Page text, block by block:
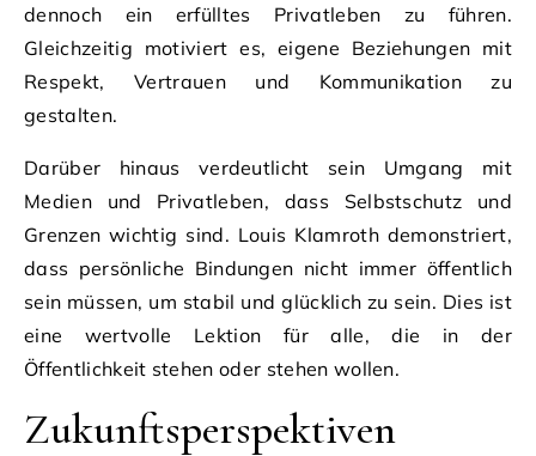
dennoch ein erfülltes Privatleben zu führen.
Gleichzeitig motiviert es, eigene Beziehungen mit
Respekt, Vertrauen und Kommunikation zu
gestalten.
Darüber hinaus verdeutlicht sein Umgang mit
Medien und Privatleben, dass Selbstschutz und
Grenzen wichtig sind. Louis Klamroth demonstriert,
dass persönliche Bindungen nicht immer öffentlich
sein müssen, um stabil und glücklich zu sein. Dies ist
eine wertvolle Lektion für alle, die in der
Öffentlichkeit stehen oder stehen wollen.
Zukunftsperspektiven